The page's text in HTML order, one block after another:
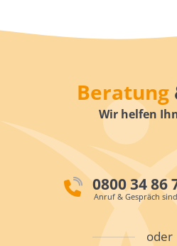
Beratung
Wir helfen
0800 34 86
Anruf & Gespräch
oder